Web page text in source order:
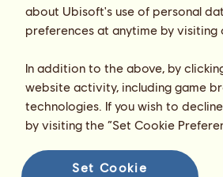
about Ubisoft's use of personal
preferences at anytime by
In addition to the above, by
website activity, including game
technologies. If you wish to
by visiting the “Set Cookie
Set Cookie